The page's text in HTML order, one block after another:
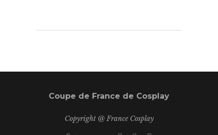
Coupe de France de Cosplay
Copyright @ France Cosplay